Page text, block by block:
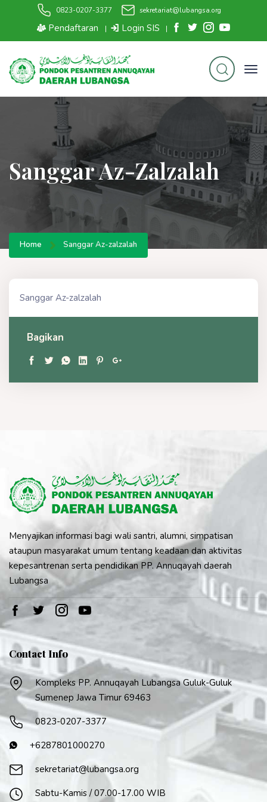
0823-0207-3377 sekretariat@lubangsa.org
Pendaftaran | Login SIS |
Sanggar Az-Zalzalah
Home Sanggar Az-zalzalah
Sanggar Az-zalzalah
Bagikan
Menyajikan informasi bagi wali santri, alumni, simpatisan
ataupun masyarakat umum tentang keadaan dan aktivitas
kepesantrenan serta pendidikan PP. Annuqayah daerah
Lubangsa
Contact Info
Kompleks PP. Annuqayah Lubangsa Guluk-Guluk
Sumenep Jawa Timur 69463
0823-0207-3377
+6287801000270
sekretariat@lubangsa.org
Sabtu-Kamis / 07.00-17.00 WIB